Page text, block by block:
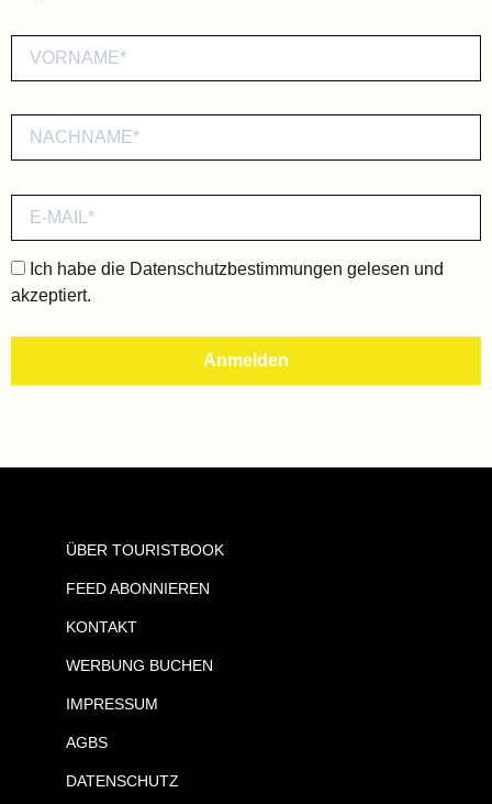
Ich habe die Datenschutzbestimmungen gelesen und
akzeptiert.
ÜBER TOURISTBOOK
FEED ABONNIEREN
KONTAKT
WERBUNG BUCHEN
IMPRESSUM
AGBS
DATENSCHUTZ